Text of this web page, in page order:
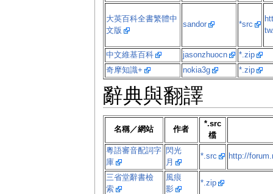
大英百科全書繁體中
文版
sandor *src
中文維基百科 jasonzhuocn
*.zip
奇摩知識+
nokia3g *.zip
辭典與翻譯
名稱／網站 作者
*.src
檔
粵語審音配詞字
庫
閃光
月
*.src http://
三省堂辭書檢
索
風痕
影
*.zip